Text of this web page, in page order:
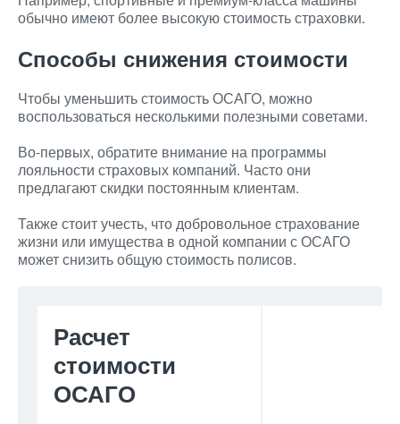
обычно имеют более высокую стоимость страховки.
Способы снижения стоимости
Чтобы уменьшить стоимость ОСАГО, можно
воспользоваться несколькими полезными советами.
Во-первых, обратите внимание на программы
лояльности страховых компаний. Часто они
предлагают скидки постоянным клиентам.
Также стоит учесть, что добровольное страхование
жизни или имущества в одной компании с ОСАГО
может снизить общую стоимость полисов.
Расчет
стоимости
ОСАГО